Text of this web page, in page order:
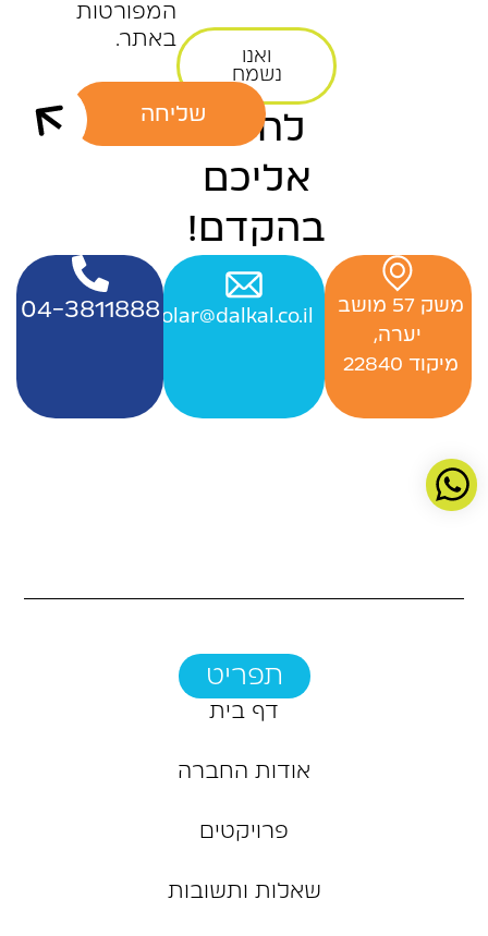
ואנו
נשמח
לחזור
אליכם
בהקדם!
המפורטות
באתר.
שליחה
‬משק‭ ‬57‭ ‬מושב‭ ‬
יערה,
‬מיקוד 22840 ‭
Officesolar@dalkal.co.il
04-3811888
תפריט
דף בית
אודות החברה
פרויקטים
שאלות ותשובות